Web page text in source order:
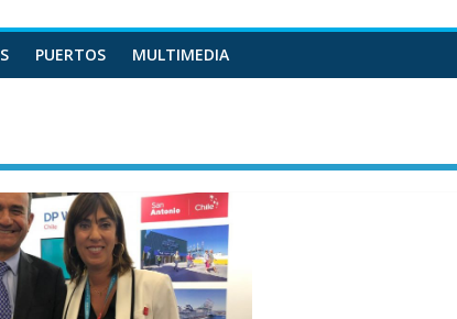
PUERTOS MULTIMEDIA